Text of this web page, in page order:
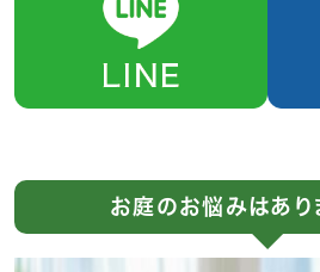
お庭のお悩みはあり